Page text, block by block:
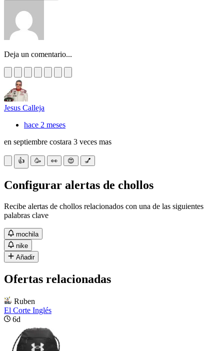
Deja un comentario...
Jesus Calleja
hace 2 meses
en septiembre costara 3 veces mas
👍 🥳 👀 😍 💅
Configurar alertas de chollos
Recibe alertas de chollos relacionados con una de las siguientes
palabras clave
mochila
nike
Añadir
Ofertas relacionadas
Ruben
El Corte Inglés
6d